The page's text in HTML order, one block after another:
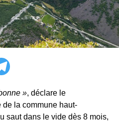
», déclare le
la commune haut-
saut dans le vide dès 8 mois,